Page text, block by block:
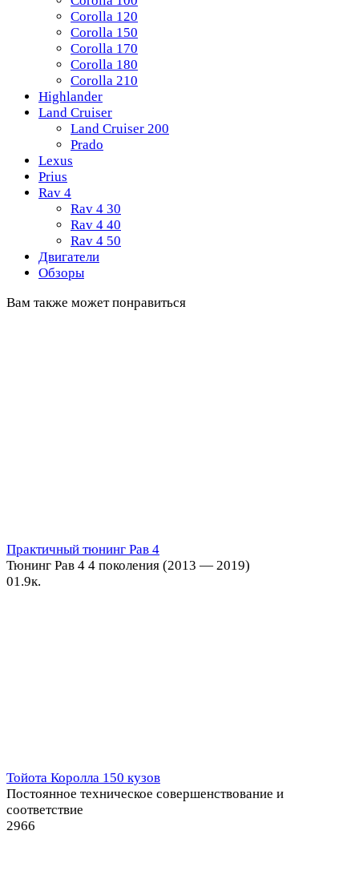
Corolla 120
Corolla 150
Corolla 170
Corolla 180
Corolla 210
Highlander
Land Cruiser
Land Cruiser 200
Prado
Lexus
Prius
Rav 4
Rav 4 30
Rav 4 40
Rav 4 50
Двигатели
Обзоры
Вам также может понравиться
Практичный тюнинг Рав 4
Тюнинг Рав 4 4 поколения (2013 — 2019)
01.9к.
Тойота Королла 150 кузов
Постоянное техническое совершенствование и
соответствие
2966